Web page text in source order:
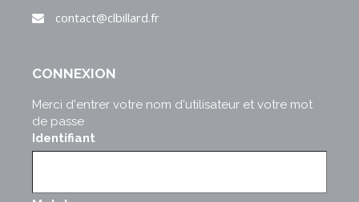
contact@clbillard.fr
CONNEXION
Merci d'entrer votre nom d'utilisateur et votre mot
de passe
Identifiant